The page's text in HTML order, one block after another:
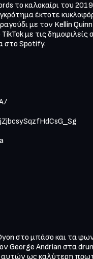
το καλοκαίρι του
έκτοτε
με τον Kellin
με τις
στο Spotify.
στο μπάσο και τα
George Andrian στα
αυτών ως καλύτερη